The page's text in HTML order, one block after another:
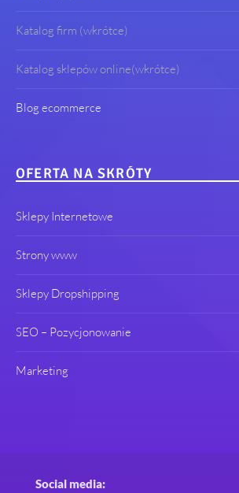
Katalog firm (wkrótce)
Katalog sklepów online(wkrótce)
Blog ecommerce
OFERTA NA SKRÓTY
Sklepy Internetowe
Strony www
Sklepy Dropshipping
SEO – Pozycjonowanie
Marketing
Social media: